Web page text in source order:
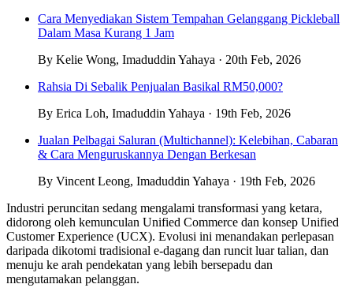
Cara Menyediakan Sistem Tempahan Gelanggang Pickleball
Dalam Masa Kurang 1 Jam
By Kelie Wong, Imaduddin Yahaya · 20th Feb, 2026
Rahsia Di Sebalik Penjualan Basikal RM50,000?
By Erica Loh, Imaduddin Yahaya · 19th Feb, 2026
Jualan Pelbagai Saluran (Multichannel): Kelebihan, Cabaran
& Cara Menguruskannya Dengan Berkesan
By Vincent Leong, Imaduddin Yahaya · 19th Feb, 2026
Industri peruncitan sedang mengalami transformasi yang ketara,
didorong oleh kemunculan Unified Commerce dan konsep Unified
Customer Experience (UCX). Evolusi ini menandakan perlepasan
daripada dikotomi tradisional e-dagang dan runcit luar talian, dan
menuju ke arah pendekatan yang lebih bersepadu dan
mengutamakan pelanggan.